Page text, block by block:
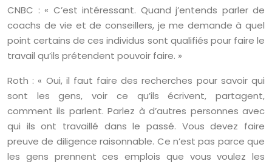
CNBC : « C’est intéressant. Quand j’entends parler de
coachs de vie et de conseillers, je me demande à quel
point certains de ces individus sont qualifiés pour faire le
travail qu’ils prétendent pouvoir faire. »
Roth : « Oui, il faut faire des recherches pour savoir qui
sont les gens, voir ce qu’ils écrivent, partagent,
comment ils parlent. Parlez à d’autres personnes avec
qui ils ont travaillé dans le passé. Vous devez faire
preuve de diligence raisonnable. Ce n’est pas parce que
les gens prennent ces emplois que vous voulez les